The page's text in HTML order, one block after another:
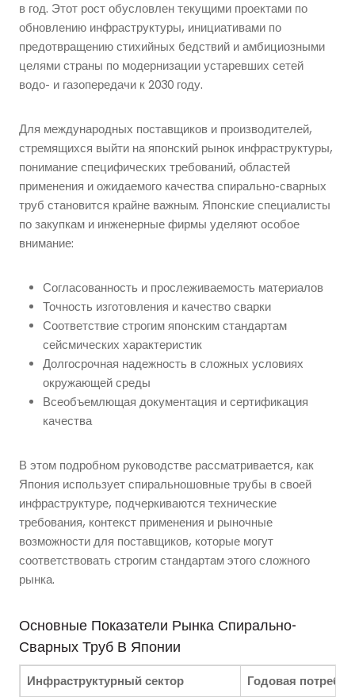
в год. Этот рост обусловлен текущими проектами по
обновлению инфраструктуры, инициативами по
предотвращению стихийных бедствий и амбициозными
целями страны по модернизации устаревших сетей
водо- и газопередачи к 2030 году.
Для международных поставщиков и производителей,
стремящихся выйти на японский рынок инфраструктуры,
понимание специфических требований, областей
применения и ожидаемого качества спирально-сварных
труб становится крайне важным. Японские специалисты
по закупкам и инженерные фирмы уделяют особое
внимание:
Согласованность и прослеживаемость материалов
Точность изготовления и качество сварки
Соответствие строгим японским стандартам
сейсмических характеристик
Долгосрочная надежность в сложных условиях
окружающей среды
Всеобъемлющая документация и сертификация
качества
В этом подробном руководстве рассматривается, как
Япония использует спиральношовные трубы в своей
инфраструктуре, подчеркиваются технические
требования, контекст применения и рыночные
возможности для поставщиков, которые могут
соответствовать строгим стандартам этого сложного
рынка.
Основные Показатели Рынка Спирально-
Сварных Труб В Японии
Инфраструктурный сектор Годовая